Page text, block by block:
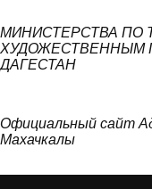
МИНИСТЕРСТВА ПО
ХУДОЖЕСТВЕННЫМ
ДАГЕСТАН
Официальный сайт
Махачкалы